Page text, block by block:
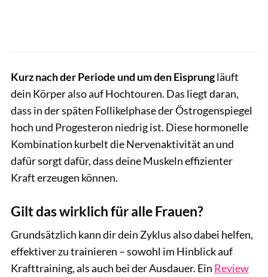
Kurz nach der Periode und um den Eisprungläuft
dein Körper also auf Hochtouren. Das liegt daran,
dass in der späten Follikelphase der Östrogenspiegel
hoch und Progesteron niedrig ist. Diese hormonelle
Kombination kurbelt die Nervenaktivität an und
dafür sorgt dafür, dass deine Muskeln effizienter
Kraft erzeugen können.
Gilt das wirklich für alle Frauen?
Grundsätzlich kann dir dein Zyklus also dabei helfen,
effektiver zu trainieren – sowohl im Hinblick auf
Krafttraining, als auch bei der Ausdauer. Ein Review